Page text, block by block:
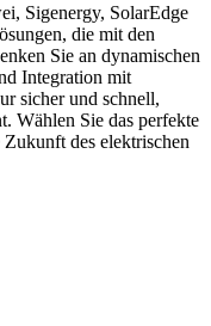
Sigenergy, SolarEdge
die mit den
Sie an dynamischen
Integration mit
sicher und schnell,
Wählen Sie das perfekte
des elektrischen